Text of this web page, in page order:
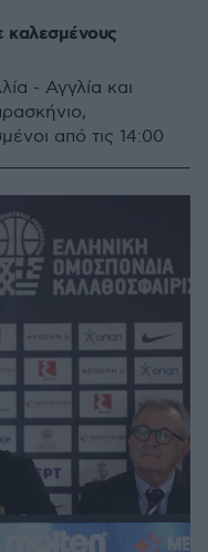
- Αγγλία και
από τις 14:00